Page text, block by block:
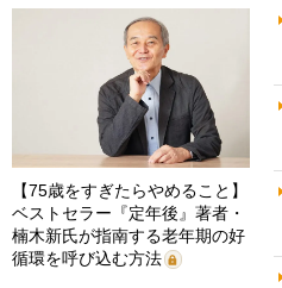
【75歳をすぎたらやめること】
ベストセラー『定年後』著者・
楠木新氏が指南する老年期の好
循環を呼び込む方法